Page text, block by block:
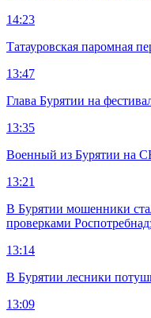
14:23
Татауровская паромная
13:47
Глава Бурятии на
13:35
Военный из Бурятии на
13:21
В Бурятии мошенники
проверками
13:14
В Бурятии лесники
13:09